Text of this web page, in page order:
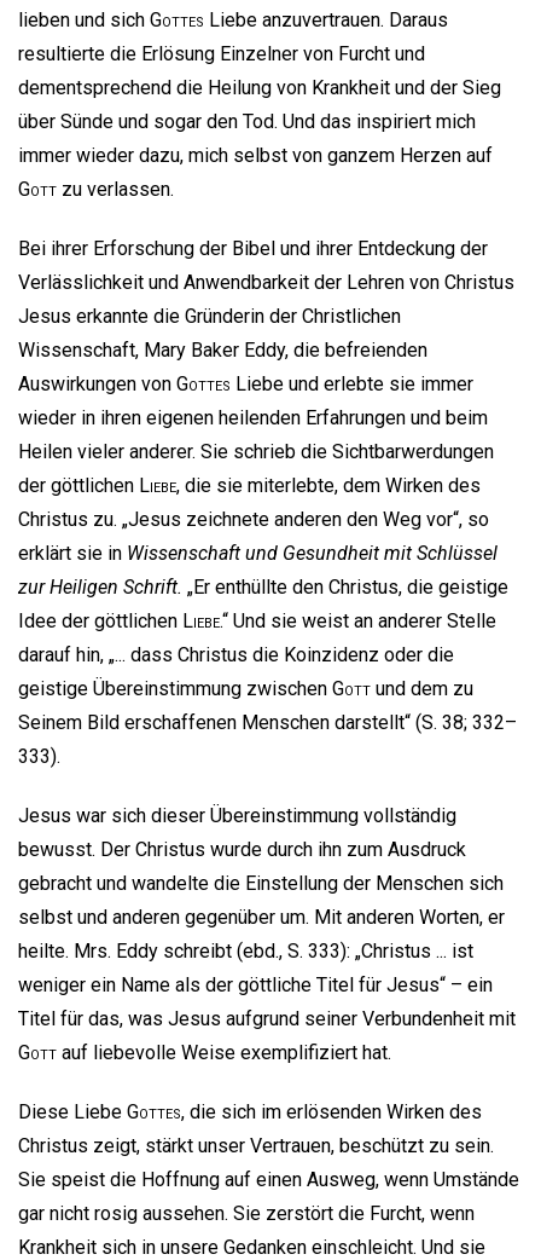
lieben und sich Gottes Liebe anzuvertrauen. Daraus
resultierte die Erlösung Einzelner von Furcht und
dementsprechend die Heilung von Krankheit und der Sieg
über Sünde und sogar den Tod. Und das inspiriert mich
immer wieder dazu, mich selbst von ganzem Herzen auf
Gott zu verlassen.
Bei ihrer Erforschung der Bibel und ihrer Entdeckung der
Verlässlichkeit und Anwendbarkeit der Lehren von Christus
Jesus erkannte die Gründerin der Christlichen
Wissenschaft, Mary Baker Eddy, die befreienden
Auswirkungen von Gottes Liebe und erlebte sie immer
wieder in ihren eigenen heilenden Erfahrungen und beim
Heilen vieler anderer. Sie schrieb die Sichtbarwerdungen
der göttlichen Liebe, die sie miterlebte, dem Wirken des
Christus zu. „Jesus zeichnete anderen den Weg vor“, so
erklärt sie in Wissenschaft und Gesundheit mit Schlüssel
zur Heiligen Schrift. „Er enthüllte den Christus, die geistige
Idee der göttlichen Liebe.“ Und sie weist an anderer Stelle
darauf hin, „... dass Christus die Koinzidenz oder die
geistige Übereinstimmung zwischen Gott und dem zu
Seinem Bild erschaffenen Menschen darstellt“ (S. 38; 332–
333).
Jesus war sich dieser Übereinstimmung vollständig
bewusst. Der Christus wurde durch ihn zum Ausdruck
gebracht und wandelte die Einstellung der Menschen sich
selbst und anderen gegenüber um. Mit anderen Worten, er
heilte. Mrs. Eddy schreibt (ebd., S. 333): „Christus ... ist
weniger ein Name als der göttliche Titel für Jesus“ – ein
Titel für das, was Jesus aufgrund seiner Verbundenheit mit
Gott auf liebevolle Weise exemplifiziert hat.
Diese Liebe Gottes, die sich im erlösenden Wirken des
Christus zeigt, stärkt unser Vertrauen, beschützt zu sein.
Sie speist die Hoffnung auf einen Ausweg, wenn Umstände
gar nicht rosig aussehen. Sie zerstört die Furcht, wenn
Krankheit sich in unsere Gedanken einschleicht. Und sie